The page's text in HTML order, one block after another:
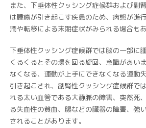
また、下垂体性クッシング症候群および副
は腫瘍が引き起こす疾患のため、病態が進
潤や転移による末期症状がみられる場合もあ
下垂体性クッシング症候群では脳の一部に
くるくるとその場を回る旋回、意識があい
なくなる、運動が上手にできなくなる運動
引き起こされ、副腎性クッシング症候群で
れる太い血管である大静脈の障害、突然死
る失血性の貧血、腸などの臓器の障害、強
されることがあります。